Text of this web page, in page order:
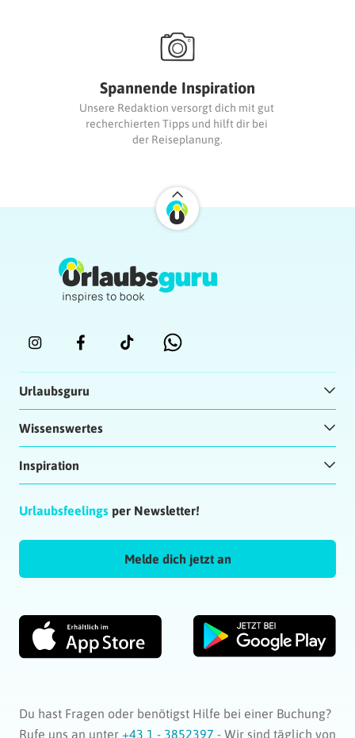
Spannende Inspiration
Unsere Redaktion versorgt dich mit gut
recherchierten Tipps und hilft dir bei
der Reiseplanung.
Urlaubsguru
Wissenswertes
Inspiration
Urlaubsfeelings per Newsletter!
Melde dich jetzt an
Du hast Fragen oder benötigst Hilfe bei einer Buchung?
Rufe uns an unter +43 1 - 3852397 - Wir sind täglich von